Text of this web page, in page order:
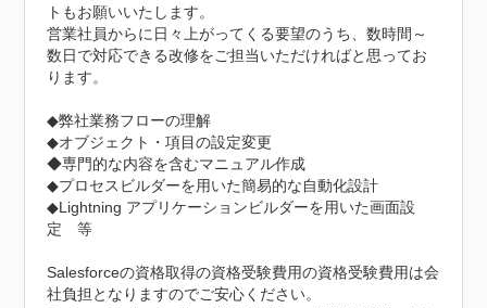
トもお願いいたします。
営業社員からに日々上がってくる要望のうち、数時間～
数日で対応できる改修をご担当いただければと思ってお
ります。
◆弊社業務フローの理解
◆オブジェクト・項目の設定変更
◆専門的な内容を含むマニュアル作成
◆プロセスビルダーを用いた簡易的な自動化設計
◆Lightning アプリケーションビルダーを用いた画面設
定　等
Salesforceの資格取得の資格受験費用の資格受験費用は会
社負担となりますのでご安心ください。